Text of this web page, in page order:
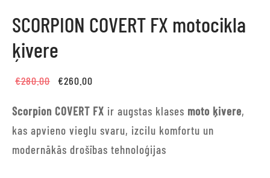
SCORPION COVERT FX motocikla
ķivere
€280.00 Original
was:
€280.00.
€260.00
€260.00.
Scorpion COVERT FX ir augstas klases moto ķivere,
kas apvieno vieglu svaru, izcilu komfortu un
modernākās drošības tehnoloģijas